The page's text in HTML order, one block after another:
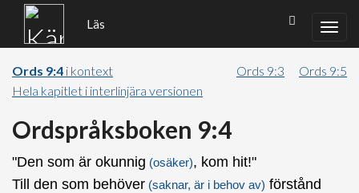
Läs
Ords 9:4 i kontext
Hela kapitlet i interlinjära versionen
Ords 9:3 Ords 9:5
Ordspråksboken 9:4
"Den som är okunnig (osäker), kom hit!"
Till den som behöver (saknar, är i behov av) förstånd